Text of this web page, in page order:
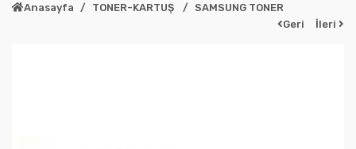
Anasayfa TONER-KARTUŞ
SAMSUNG TONER
Geri
İleri